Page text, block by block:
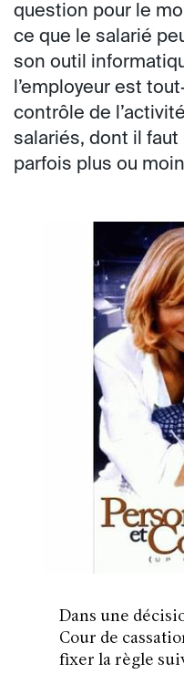
question pour le
ce que le salarié
son outil
l’employeur est
contrôle de
salariés, dont il faut
parfois plus ou
Dans une
Cour de
fixer la règle